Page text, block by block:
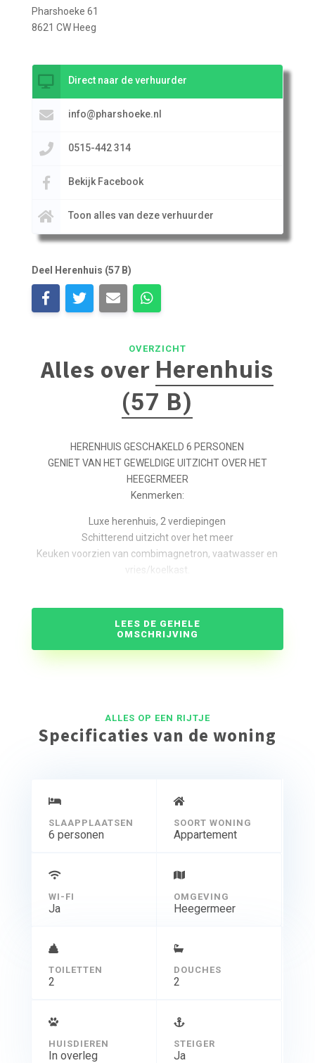
Pharshoeke 61
8621 CW Heeg
Direct naar de verhuurder
info@pharshoeke.nl
0515-442 314
Bekijk Facebook
Toon alles van deze verhuurder
Deel Herenhuis (57 B)
OVERZICHT
Alles over Herenhuis
(57 B)
HERENHUIS GESCHAKELD 6 PERSONEN
GENIET VAN HET GEWELDIGE UITZICHT OVER HET
HEEGERMEER
Kenmerken:
Luxe herenhuis, 2 verdiepingen
Schitterend uitzicht over het meer
Keuken voorzien van combimagnetron, vaatwasser en
vries/koelkast.
Kabel tv (flatscreen) met dvd speler, gratis internet.
Royaal vlonder terras met aanlegsteiger en prachtig
dakterras op de 1e verdieping
boxspringbedden een badkamer met toilet.
Op de 2 verdieping nog een doucheruimte met toilet en
LEES DE GEHELE
OMSCHRIJVING
ALLES OP EEN RIJTJE
Specificaties van de woning
SLAAPPLAATSEN
6 personen
SOORT WONING
Appartement
WI-FI
Ja
OMGEVING
Heegermeer
TOILETTEN
2
DOUCHES
2
HUISDIEREN
In overleg
STEIGER
Ja